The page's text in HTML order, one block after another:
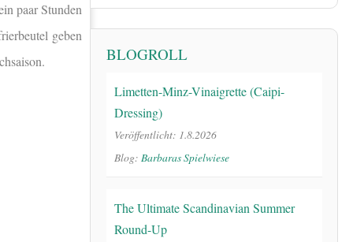
paar Stunden
geben
BLOGROLL
Limetten-Minz-Vinaigrette (Caipi-
Dressing)
Veröffentlicht: 1.8.2026
Blog: Barbaras Spielwiese
The Ultimate Scandinavian Summer
Round-Up